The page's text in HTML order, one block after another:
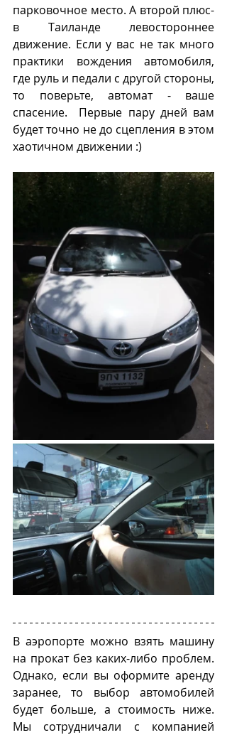
парковочное место. А второй плюс-
в Таиланде левостороннее
движение. Если у вас не так много
практики вождения автомобиля,
где руль и педали с другой стороны,
то поверьте, автомат - ваше
спасение.  Первые пару дней вам
будет точно не до сцепления в этом
хаотичном движении :)
В аэропорте можно взять машину
на прокат без каких-либо проблем.
Однако, если вы оформите аренду
заранее, то выбор автомобилей
будет больше, а стоимость ниже.